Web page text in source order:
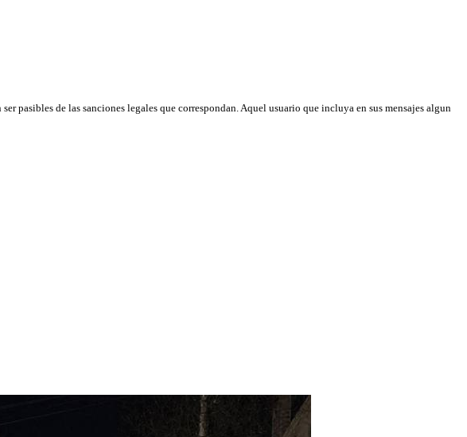
pasibles de las sanciones legales que correspondan. Aquel usuario que incluya en sus mensajes algun